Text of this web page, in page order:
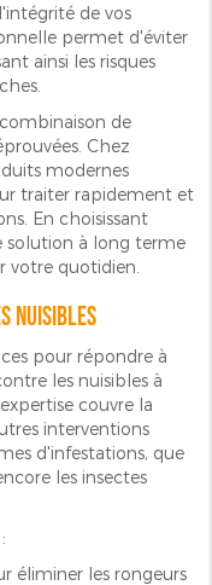
de vos
permet d'éviter
ainsi les risques
de
Chez
modernes
traiter rapidement et
En choisissant
solution à long terme
votre quotidien.
nuisibles
pour répondre à
les nuisibles à
couvre la
interventions
d'infestations, que
les insectes
éliminer les rongeurs